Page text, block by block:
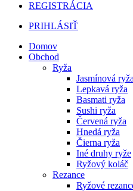
REGISTRÁCIA
PRIHLÁSIŤ
Domov
Obchod
Ryža
Jasmínová ryža
Lepkavá ryža
Basmati ryža
Sushi ryža
Červená ryža
Hnedá ryža
Čierna ryža
Iné druhy ryže
Ryžový koláč
Rezance
Ryžové